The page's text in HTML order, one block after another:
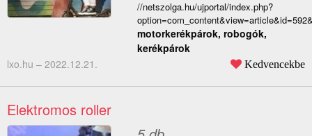
//netszolga.hu/ujportal/index.php?
motorkerékpárok, robogók,
kerékpárok
lxo.hu – 2022.12.21. Kedvencekbe
Elektromos roller